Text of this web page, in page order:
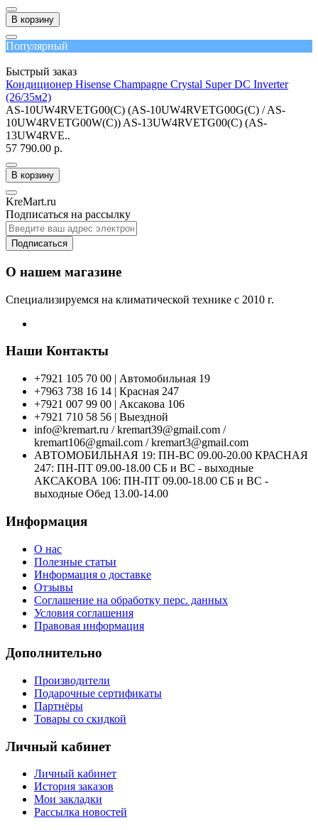
В корзину
Популярный
Быстрый заказ
Кондиционер Hisense Champagne Crystal Super DC Inverter
(26/35м2)
AS-10UW4RVETG00(С) (AS-10UW4RVETG00G(С) / AS-
10UW4RVETG00W(С)) AS-13UW4RVETG00(С) (AS-
13UW4RVE..
57 790.00 р.
В корзину
KreMart.ru
Подписаться на рассылку
Подписаться
О нашем магазине
Специализируемся на климатической технике с 2010 г.
Наши Контакты
+7921 105 70 00 | Автомобильная 19
+7963 738 16 14 | Красная 247
+7921 007 99 00 | Аксакова 106
+7921 710 58 56 | Выездной
info@kremart.ru / kremart39@gmail.com /
kremart106@gmail.com / kremart3@gmail.com
АВТОМОБИЛЬНАЯ 19: ПН-ВС 09.00-20.00 КРАСНАЯ
247: ПН-ПТ 09.00-18.00 СБ и ВС - выходные
АКСАКОВА 106: ПН-ПТ 09.00-18.00 СБ и ВС -
выходные Обед 13.00-14.00
Информация
О нас
Полезные статьи
Информация о доставке
Отзывы
Соглашение на обработку перс. данных
Условия соглашения
Правовая информация
Дополнительно
Производители
Подарочные сертификаты
Партнёры
Товары со скидкой
Личный кабинет
Личный кабинет
История заказов
Мои закладки
Рассылка новостей